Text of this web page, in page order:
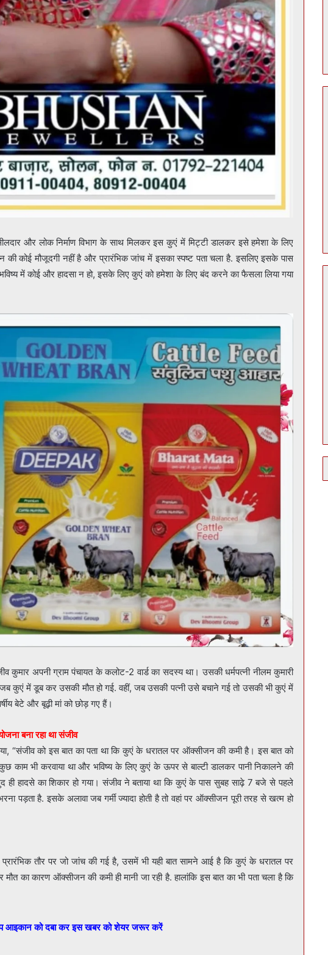
और लोक निर्माण विभाग के साथ मिलकर इस कुएं में मिट्टी डालकर इसे हमेशा के लिए
कोई मौजूदगी नहीं है और प्रारंभिक जांच में इसका स्पष्ट पता चला है. इसलिए इसके पास
में कोई और हादसा न हो, इसके लिए कुएं को हमेशा के लिए बंद करने का फैसला लिया गया
कुमार अपनी ग्राम पंचायत के कलोट-2 वार्ड का सदस्य था। उसकी धर्मपत्नी नीलम कुमारी
कुएं में डूब कर उसकी मौत हो गई. वहीं, जब उसकी पत्नी उसे बचाने गई तो उसकी भी कुएं में
बेटे और बूढ़ी मां को छोड़ गए हैं।
बना रहा था संजीव
“संजीव को इस बात का पता था कि कुएं के धरातल पर ऑक्सीजन की कमी है। इस बात को
भी करवाया था और भविष्य के लिए कुएं के ऊपर से बाल्टी डालकर पानी निकालने की
हादसे का शिकार हो गया। संजीव ने बताया था कि कुएं के पास सुबह साढ़े 7 बजे से पहले
पड़ता है. इसके अलावा जब गर्मी ज्यादा होती है तो वहां पर ऑक्सीजन पूरी तरह से खत्म हो
तौर पर जो जांच की गई है, उसमें भी यही बात सामने आई है कि कुएं के धरातल पर
का कारण ऑक्सीजन की कमी ही मानी जा रही है. हालांकि इस बात का भी पता चला है कि
आइकान को दबा कर इस खबर को शेयर जरूर करें